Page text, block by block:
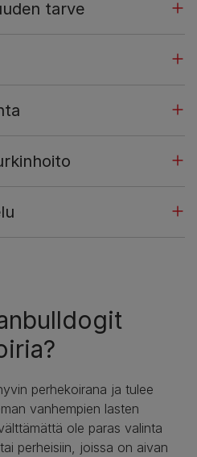
tarve
perhekoirana ja tulee
vanhempien lasten
ole paras valinta
perheisiin, joissa on aivan